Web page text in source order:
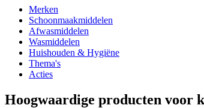
Merken
Schoonmaakmiddelen
Afwasmiddelen
Wasmiddelen
Huishouden & Hygiëne
Thema's
Acties
Hoogwaardige producten voor